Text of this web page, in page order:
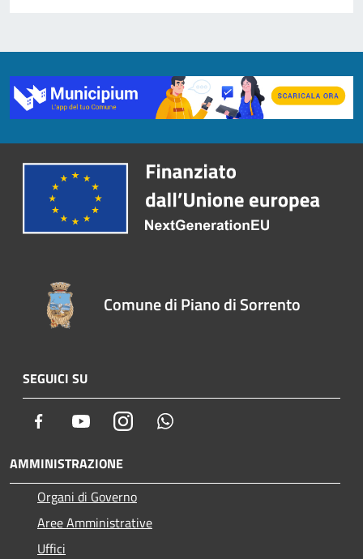
Comune di Piano di Sorrento
SEGUICI SU
Facebook YoutubeInstagram
AMMINISTRAZIONE
Organi di Governo
Aree Amministrative
Uffici